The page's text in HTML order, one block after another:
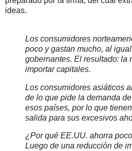
ideas.
Los consumidores
poco y gastan mucho, al
gobernantes. El resultado: la
importar capitales.
Los consumidores asiáticos
de lo que pide la demanda
esos países, por lo que
salida para sus excesivos
¿Por qué EE.UU. ahorra
Luego de una reducción de